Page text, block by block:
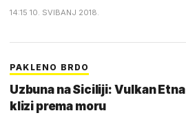
14:15 10. SVIBANJ 2018.
PAKLENO BRDO
Uzbuna na Siciliji: Vulkan Etna
klizi prema moru